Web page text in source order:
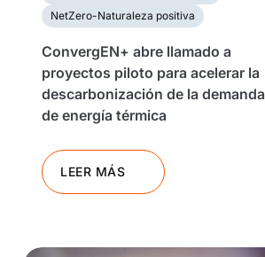
NetZero-Naturaleza positiva
ConvergEN+ abre llamado a
proyectos piloto para acelerar la
descarbonización de la demanda
de energía térmica
LEER MÁS